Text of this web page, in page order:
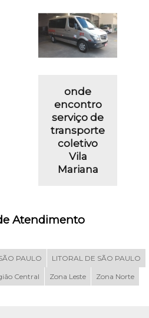
onde
encontro
serviço de
transporte
coletivo
Vila
Mariana
Atendimento
PAULO LITORAL DE SÃO PAULO
Central Zona Leste Zona Norte